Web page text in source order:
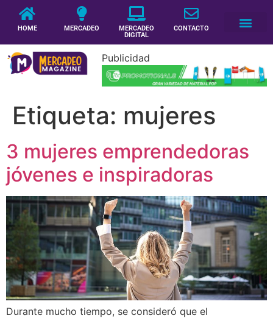
HOME MERCADEO
MERCADEO
DIGITAL
CONTACTO
Publicidad
Etiqueta: mujeres
3 mujeres emprendedoras
jóvenes e inspiradoras
Durante mucho tiempo, se consideró que el